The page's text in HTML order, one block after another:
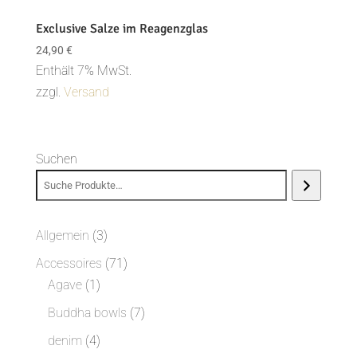
Exclusive Salze im Reagenzglas
24,90 €
Enthält 7% MwSt.
zzgl. Versand
Suchen
Allgemein 33
Produkte
Accessoires 71 71
Agave 1 1
Produkt
Buddha bowls 77
denim 44